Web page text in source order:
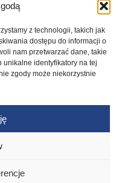
z technologii, takich jak
dostępu do informacji o
nam przetwarzać dane, takie
identyfikatory na tej
zgody może niekorzystnie
– projektowanie